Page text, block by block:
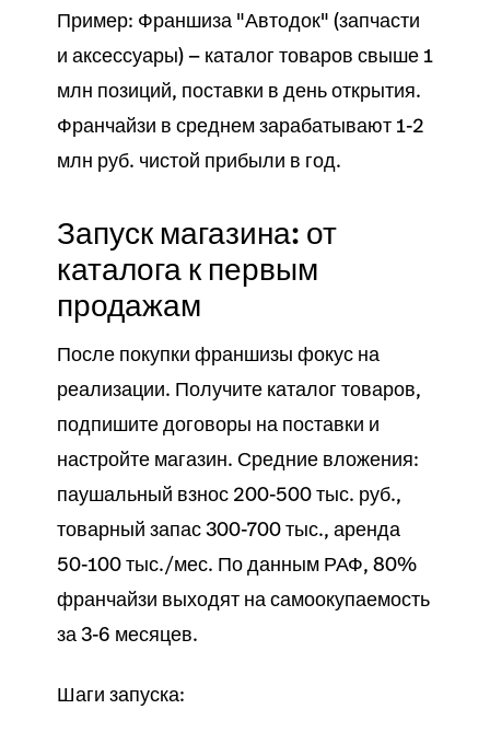
Пример: Франшиза "Автодок" (запчасти
и аксессуары) — каталог товаров свыше 1
млн позиций, поставки в день открытия.
Франчайзи в среднем зарабатывают 1-2
млн руб. чистой прибыли в год.
Запуск магазина: от
каталога к первым
продажам
После покупки франшизы фокус на
реализации. Получите каталог товаров,
подпишите договоры на поставки и
настройте магазин. Средние вложения:
паушальный взнос 200-500 тыс. руб.,
товарный запас 300-700 тыс., аренда
50-100 тыс./мес. По данным РАФ, 80%
франчайзи выходят на самоокупаемость
за 3-6 месяцев.
Шаги запуска: